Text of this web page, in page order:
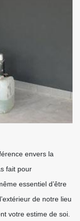
envers la
fait pour
essentiel d’être
de notre lieu
votre estime de soi.